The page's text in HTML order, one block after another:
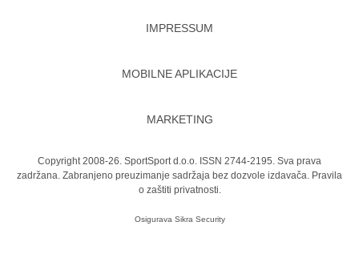
IMPRESSUM
MOBILNE APLIKACIJE
MARKETING
Copyright 2008-26. SportSport d.o.o. ISSN 2744-2195. Sva prava
zadržana. Zabranjeno preuzimanje sadržaja bez dozvole izdavača. Pravila
o zaštiti privatnosti.
Osigurava Sikra Security